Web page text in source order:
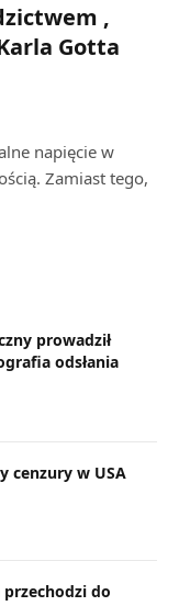
,
Gotta
napięcie w
Zamiast tego,
prowadził
odsłania
cenzury w USA
do